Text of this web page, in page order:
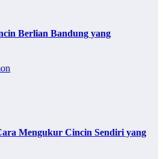
Berlian Bandung yang
Mengukur Cincin Sendiri yang